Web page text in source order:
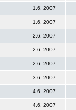
1.6. 2007
1.6. 2007
2.6. 2007
2.6. 2007
2.6. 2007
3.6. 2007
4.6. 2007
4.6. 2007